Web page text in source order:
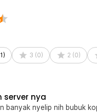
1 ) 3 (0) 2 (0)
nya
banyak nyelip nih bubuk